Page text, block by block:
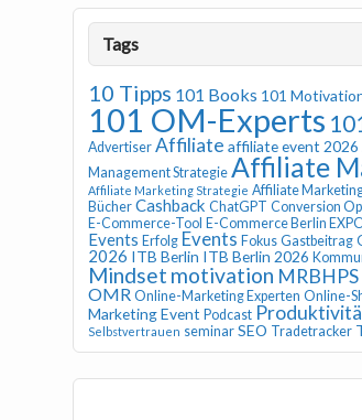
Tags
10 Tipps 101 Books 101
101 OM-Experts
Advertiser Affiliate affiliate event 2026
Management Strategie Affiliate
Affiliate Marketing Strategie Affiliate
Bücher Cashback ChatGPT Conversion
E-Commerce-Tool E-Commerce Berlin
Events Erfolg Events Fokus Gastbeitrag
2026 ITB Berlin ITB Berlin 2026
Mindset motivation MRBHPS
OMR Online-Marketing Experten Online-
Marketing Event Podcast
Selbstvertrauen seminar SEO Tradetracker